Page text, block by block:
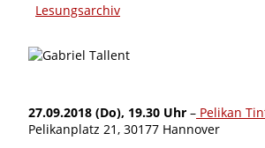
Lesungsarchiv
27.09.2018 (Do), 19.30 Uhr – Pelikan
Pelikanplatz 21, 30177 Hannover